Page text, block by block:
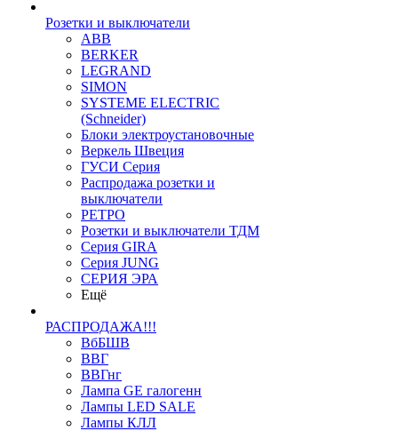
Розетки и выключатели
ABB
BERKER
LEGRAND
SIMON
SYSTEME ELECTRIC
(Schneider)
Блоки электроустановочные
Веркель Швеция
ГУСИ Серия
Распродажа розетки и
выключатели
РЕТРО
Розетки и выключатели ТДМ
Серия GIRA
Серия JUNG
СЕРИЯ ЭРА
Ещё
РАСПРОДАЖА!!!
ВбБШВ
ВВГ
ВВГнг
Лампа GE галогенн
Лампы LED SALE
Лампы КЛЛ